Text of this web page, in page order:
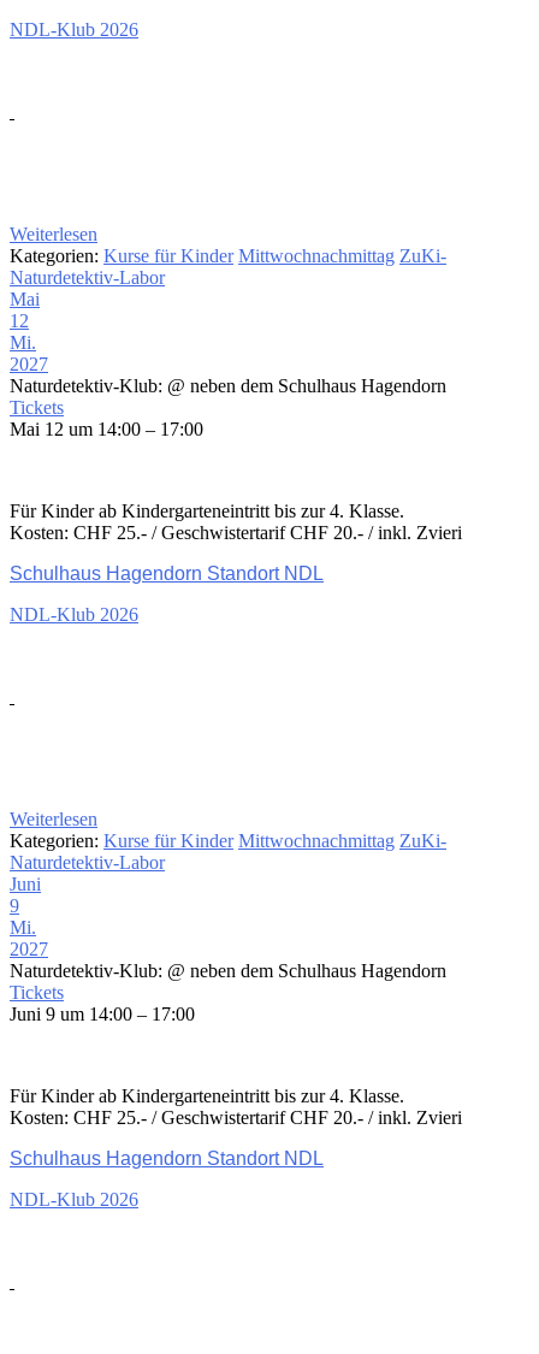
NDL-Klub 2026
Weiterlesen
Kategorien: Kurse für Kinder Mittwochnachmittag ZuKi-
Naturdetektiv-Labor
Mai
12
Mi.
2027
Naturdetektiv-Klub: @ neben dem Schulhaus Hagendorn
Tickets
Mai 12 um 14:00 – 17:00
Für Kinder ab Kindergarteneintritt bis zur 4. Klasse.
Kosten: CHF 25.- / Geschwistertarif CHF 20.- / inkl. Zvieri
Schulhaus Hagendorn Standort NDL
NDL-Klub 2026
Weiterlesen
Kategorien: Kurse für Kinder Mittwochnachmittag ZuKi-
Naturdetektiv-Labor
Juni
9
Mi.
2027
Naturdetektiv-Klub: @ neben dem Schulhaus Hagendorn
Tickets
Juni 9 um 14:00 – 17:00
Für Kinder ab Kindergarteneintritt bis zur 4. Klasse.
Kosten: CHF 25.- / Geschwistertarif CHF 20.- / inkl. Zvieri
Schulhaus Hagendorn Standort NDL
NDL-Klub 2026